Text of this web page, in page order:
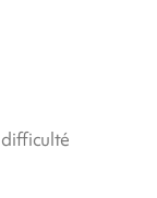
difficulté